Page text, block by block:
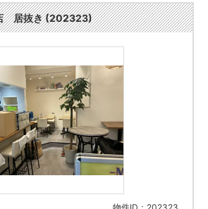
居抜き (202323)